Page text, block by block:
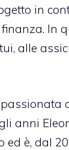
in
In
alle
anni
ed è, dal